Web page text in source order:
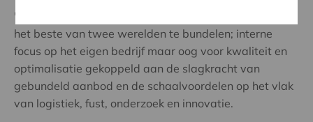
"Coöperatief ondernemen biedt de mogelijkheid om
het beste van twee werelden te bundelen; interne
focus op het eigen bedrijf maar oog voor kwaliteit en
optimalisatie gekoppeld aan de slagkracht van
gebundeld aanbod en de schaalvoordelen op het vlak
van logistiek, fust, onderzoek en innovatie.